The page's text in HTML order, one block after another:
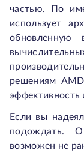
частью. По
использует
решениям
эффективность
Если вы
подождать.
возможен не